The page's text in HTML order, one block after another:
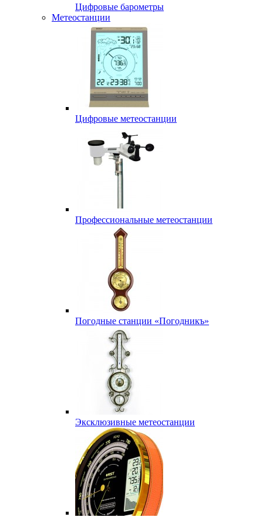
Цифровые барометры
Метеостанции
Цифровые метеостанции
Профессиональные метеостанции
Погодные станции «Погодникъ»
Эксклюзивные метеостанции